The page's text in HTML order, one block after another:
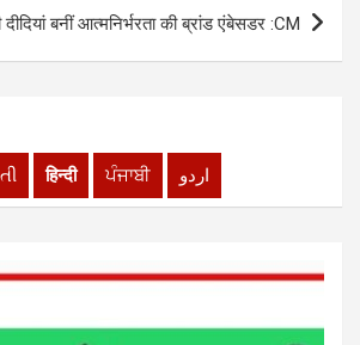
बनीं आत्मनिर्भरता की ब्रांड एंबेसडर :CM
हिन्दी ਪੰਜਾਬੀ اردو